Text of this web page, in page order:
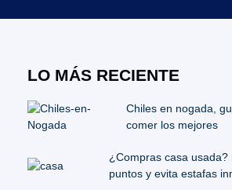
LO MÁS RECIENTE
Chiles en nogada,
comer los mejores
¿Compras casa usada?
puntos y evita estafas